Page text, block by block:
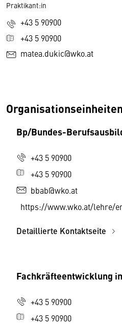
Praktikant:in
+43 5 90900
+43 5 90900
matea.dukic@wko.at
Organisationseinheiten
Bp/Bundes-
+43 5 90900
+43 5 90900
bbab@wko.at
https://www.wko.at/lehre/
Detaillierte Kontaktseite
Fachkräfteentwicklung
+43 5 90900
+43 5 90900